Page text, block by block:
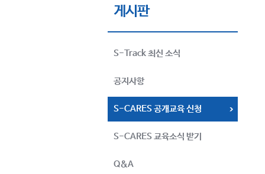
게시판
S-Track 최신 소식
공지사항
S-CARES 공개교육 신청
S-CARES 교육소식 받기
Q&A